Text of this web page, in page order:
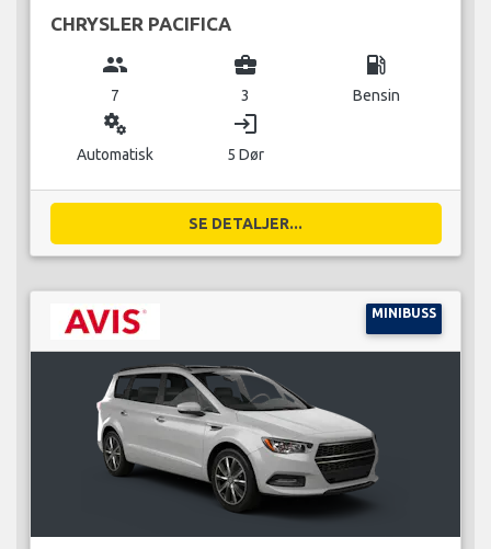
CHRYSLER PACIFICA
group
7
business_center
3
local_gas_station
Bensin
miscellaneous_services
Automatisk
login
5 Dør
SE DETALJER...
MINIBUSS